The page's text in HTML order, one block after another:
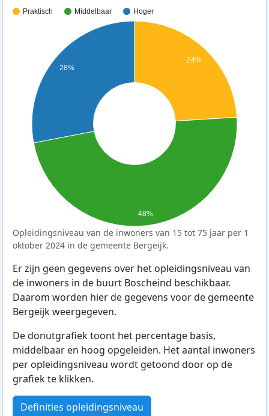
Praktisch Middelbaar Hoger
24%
28%
48%
Opleidingsniveau van de inwoners van 15 tot 75 jaar per 1
oktober 2024 in de gemeente Bergeijk.
Er zijn geen gegevens over het opleidingsniveau van
de inwoners in de buurt Boscheind beschikbaar.
Daarom worden hier de gegevens voor de gemeente
Bergeijk weergegeven.
De donutgrafiek toont het percentage basis,
middelbaar en hoog opgeleiden. Het aantal inwoners
per opleidingsniveau wordt getoond door op de
grafiek te klikken.
Definities opleidingsniveau